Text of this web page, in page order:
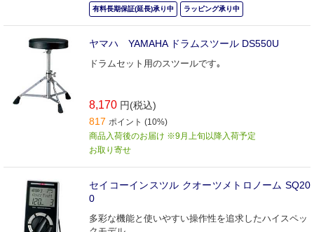
有料長期保証(延長)承り中 ラッピング承り中
ヤマハ YAMAHA ドラムスツール DS550U
ドラムセット用のスツールです｡
8,170 円(税込)
817 ポイント (10%)
商品入荷後のお届け ※9月上旬以降入荷予定
お取り寄せ
セイコーインスツル クオーツメトロノーム SQ20
0
多彩な機能と使いやすい操作性を追求したハイスペッ